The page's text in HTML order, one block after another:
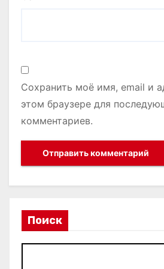
Сохранить моё имя, email и
этом браузере для
комментариев.
Поиск